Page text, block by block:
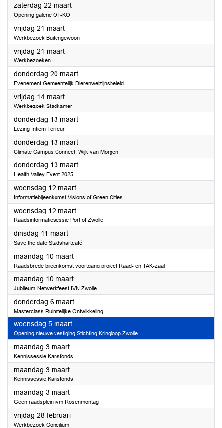
zaterdag 22 maart2025
Opening galerie OT-KO
vrijdag 21 maart2025
Werkbezoek Buitengewoon
vrijdag 21 maart2025
Werkbezoeken
donderdag 20 maart2025
Evenement Gemeentelijk Dierenwelzijnsbeleid
vrijdag 14 maart2025
Werkbezoek Stadkamer
donderdag 13 maart2025
Lezing Intiem Terreur
donderdag 13 maart2025
Climate Campus Connect: Wijk van Morgen
donderdag 13 maart2025
Health Valley Event 2025
woensdag 12 maart2025
Informatiebijeenkomst Visions of Green Cities
woensdag 12 maart2025
Raadsinformatiesessie Port of Zwolle
dinsdag 11 maart2025
Save the date Stadshartcafé
maandag 10 maart2025
Raadsbrede bijeenkomst voortgang project Raad- en TAK-zaal
maandag 10 maart2025
Jubileum-Netwerkfeest IVN Zwolle
donderdag 6 maart2025
Masterclass Ruimtelijke Ontwikkeling
woensdag 5 maart2025
Opening nieuwe vestiging Stichting Kringloop Zwolle
maandag 3 maart2025
Kennissessie Kansfonds
maandag 3 maart2025
Kennissessie Kansfonds
maandag 3 maart2025
Geen raadsplein ivm Rosenmontag
vrijdag 28 februari2025
Werkbezoek Concilium